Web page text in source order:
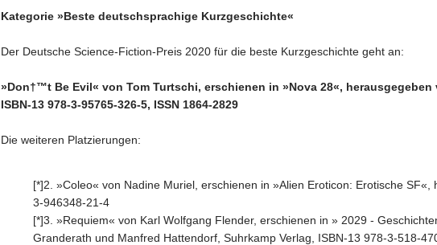
Kategorie »Beste deutschsprachige Kurzgeschichte«
Der Deutsche Science-Fiction-Preis 2020 für die beste Kurzgeschichte geht an:
»Don†™t Be Evil« von Tom Turtschi, erschienen in »Nova 28«,
ISBN-13 978-3-95765-326-5, ISSN 1864-2829
Die weiteren Platzierungen:
[*]2. »Coleo« von Nadine Muriel, erschienen in »Alien Eroticon: Erotische
3-946348-21-4
[*]3. »Requiem« von Karl Wolfgang Flender, erschienen in » 2029 -
Granderath und Manfred Hattendorf, Suhrkamp Verlag, ISBN-13 978-3-518-